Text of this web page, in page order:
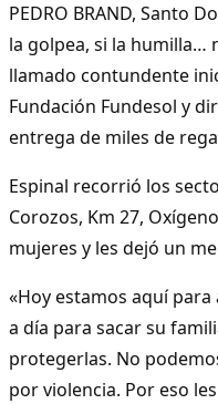
PEDRO BRAND, Santo
la golpea, si la humilla…
llamado contundente
Fundación Fundesol y
entrega de miles de
Espinal recorrió los
Corozos, Km 27,
mujeres y les dejó un
«Hoy estamos aquí
a día para sacar su
protegerlas. No
por violencia. Por eso